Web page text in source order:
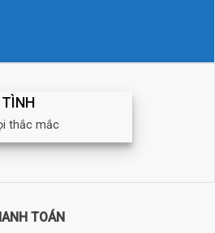
thắc mắc
TOÁN